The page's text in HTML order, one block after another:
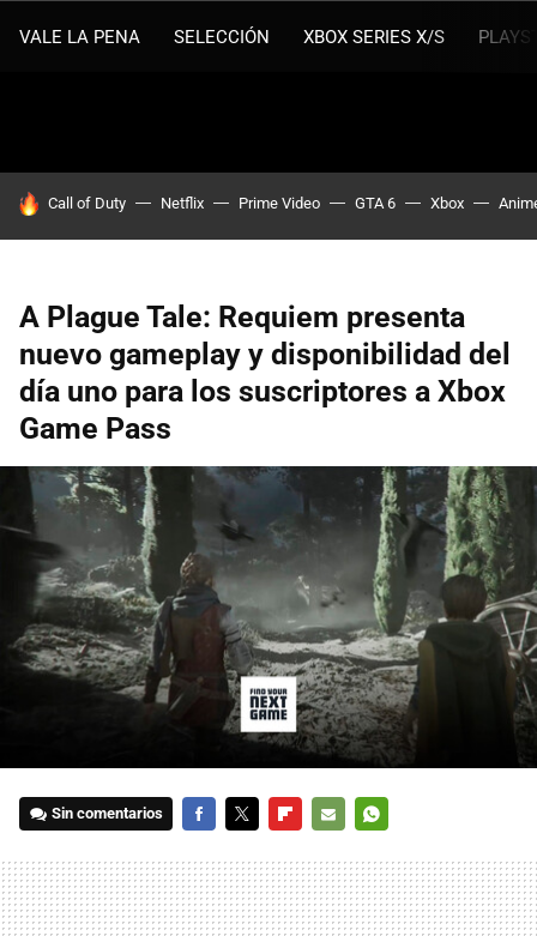
VALE LA PENA SELECCIÓN XBOX SERIES X/S
HOY SE HABLA DE
Call of Duty Netflix Prime Video GTA 6 Xbox
A Plague Tale: Requiem presenta
nuevo gameplay y disponibilidad del
día uno para los suscriptores a Xbox
Game Pass
Sin comentarios
MAIL